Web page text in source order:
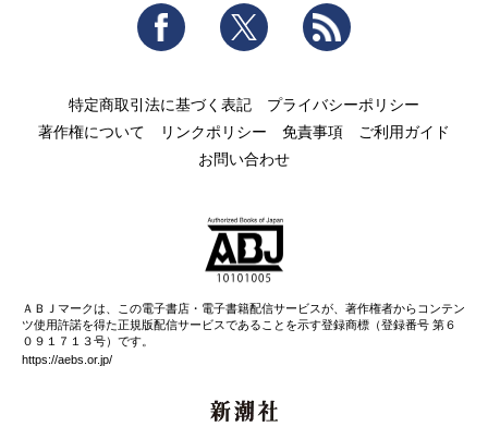
Facebook Twitter
特定商取引法に基づく表記
プライバシーポリシー
著作権について
リンクポリシー 免責事項
ご利用ガイド
お問い合わせ
ＡＢＪマークは、この電子書店・電子書籍配信サービスが、著作権者からコンテン
ツ使用許諾を得た正規版配信サービスであることを示す登録商標（登録番号 第６
０９１７１３号）です。
https://aebs.or.jp/